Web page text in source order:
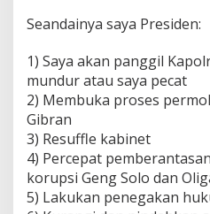
Seandainya saya Presiden:
1) Saya akan panggil
mundur atau saya pecat
2) Membuka proses
Gibran
3) Resuffle kabinet
4) Percepat
korupsi Geng Solo dan
5) Lakukan penegakan